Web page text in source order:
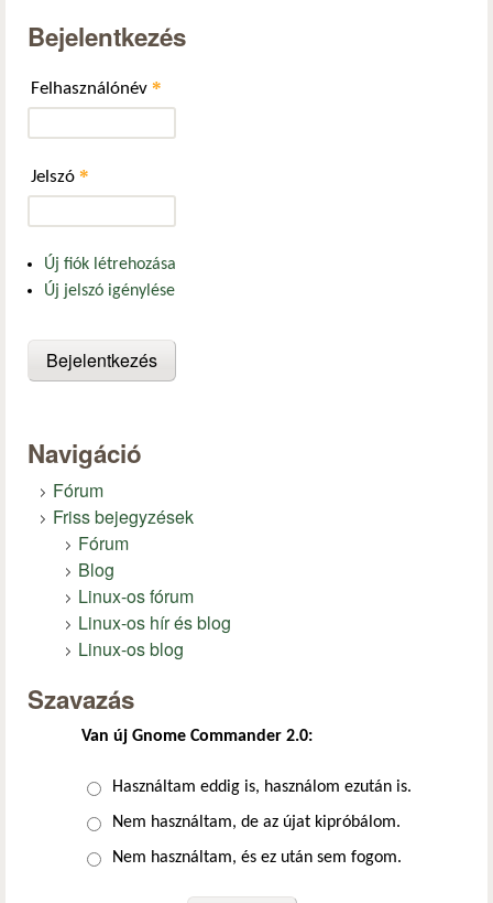
Bejelentkezés
Felhasználónév *
Jelszó *
Új fiók létrehozása
Új jelszó igénylése
Navigáció
Fórum
Friss bejegyzések
Fórum
Blog
Linux-os fórum
Linux-os hír és blog
Linux-os blog
Szavazás
Van új Gnome Commander 2.0:
Választások
Használtam eddig is, használom ezután is.
Nem használtam, de az újat kipróbálom.
Nem használtam, és ez után sem fogom.